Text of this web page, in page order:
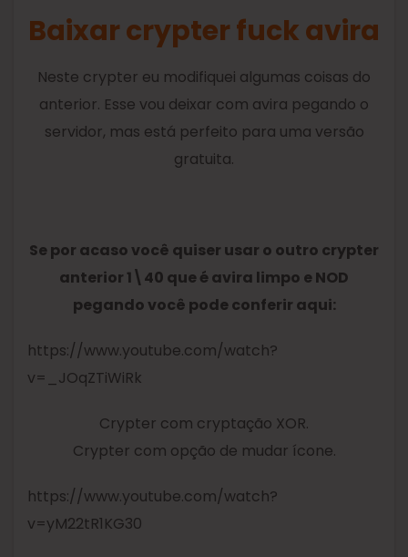
Baixar crypter fuck avira
Neste crypter eu modifiquei algumas coisas do
anterior. Esse vou deixar com avira pegando o
servidor, mas está perfeito para uma versão
gratuita.
Se por acaso você quiser usar o outro crypter
anterior 1\40 que é avira limpo e NOD
pegando você pode conferir aqui:
https://www.youtube.com/watch?
v=_JOqZTiWiRk
Crypter com cryptação XOR.
Crypter com opção de mudar ícone.
https://www.youtube.com/watch?
v=yM22tR1KG30